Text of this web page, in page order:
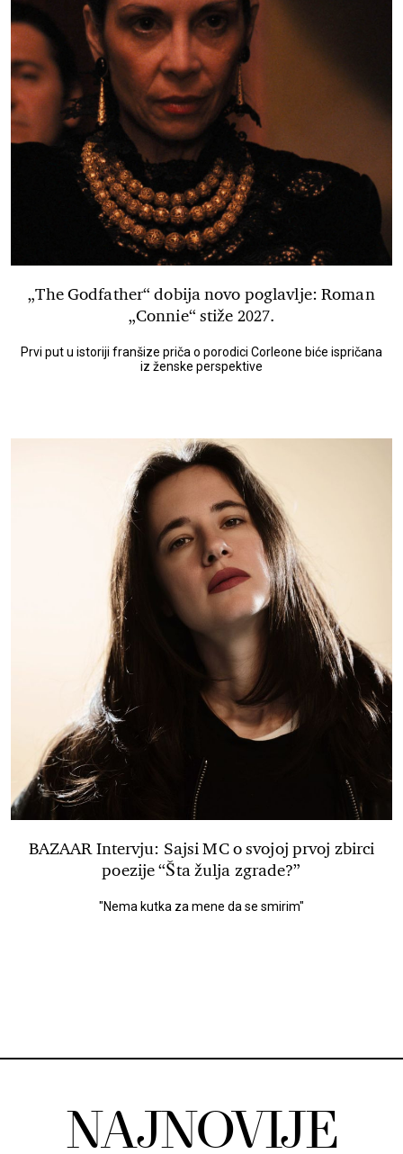
„The Godfather“ dobija novo poglavlje: Roman
„Connie“ stiže 2027.
Prvi put u istoriji franšize priča o porodici Corleone biće ispričana
iz ženske perspektive
BAZAAR Intervju: Sajsi MC o svojoj prvoj zbirci
poezije “Šta žulja zgrade?”
"Nema kutka za mene da se smirim"
NAJNOVIJE